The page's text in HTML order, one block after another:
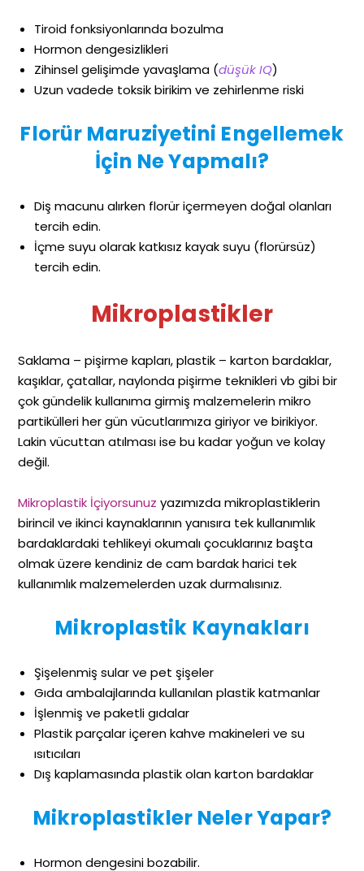
Tiroid fonksiyonlarında bozulma
Hormon dengesizlikleri
Zihinsel gelişimde yavaşlama (düşük IQ)
Uzun vadede toksik birikim ve zehirlenme riski
Florür Maruziyetini Engellemek
İçin Ne Yapmalı?
Diş macunu alırken florür içermeyen doğal olanları
tercih edin.
İçme suyu olarak katkısız kayak suyu (florürsüz)
tercih edin.
Mikroplastikler
Saklama – pişirme kapları, plastik – karton bardaklar,
kaşıklar, çatallar, naylonda pişirme teknikleri vb gibi bir
çok gündelik kullanıma girmiş malzemelerin mikro
partikülleri her gün vücutlarımıza giriyor ve birikiyor.
Lakin vücuttan atılması ise bu kadar yoğun ve kolay
değil.
Mikroplastik İçiyorsunuz yazımızda mikroplastiklerin
birincil ve ikinci kaynaklarının yanısıra tek kullanımlık
bardaklardaki tehlikeyi okumalı çocuklarınız başta
olmak üzere kendiniz de cam bardak harici tek
kullanımlık malzemelerden uzak durmalısınız.
Mikroplastik Kaynakları
Şişelenmiş sular ve pet şişeler
Gıda ambalajlarında kullanılan plastik katmanlar
İşlenmiş ve paketli gıdalar
Plastik parçalar içeren kahve makineleri ve su
ısıtıcıları
Dış kaplamasında plastik olan karton bardaklar
Mikroplastikler Neler Yapar?
Hormon dengesini bozabilir.